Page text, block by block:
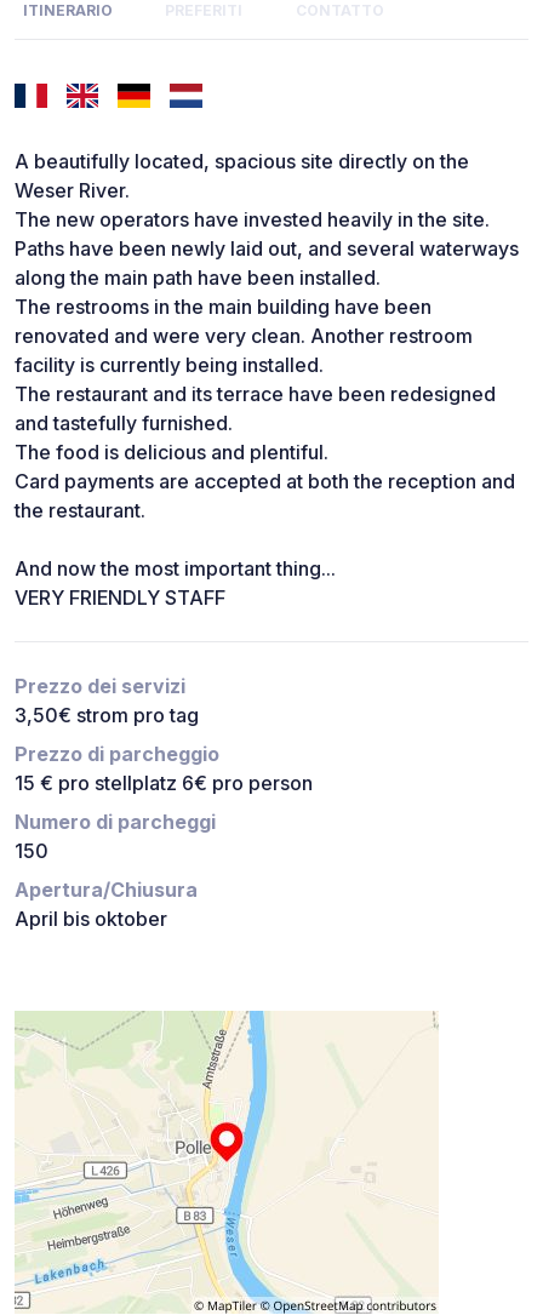
ITINERARIO PREFERITI CONTATTO
A beautifully located, spacious site directly on the
Weser River.
The new operators have invested heavily in the site.
Paths have been newly laid out, and several waterways
along the main path have been installed.
The restrooms in the main building have been
renovated and were very clean. Another restroom
facility is currently being installed.
The restaurant and its terrace have been redesigned
and tastefully furnished.
The food is delicious and plentiful.
Card payments are accepted at both the reception and
the restaurant.
And now the most important thing...
VERY FRIENDLY STAFF
Prezzo dei servizi
3,50€ strom pro tag
Prezzo di parcheggio
15 € pro stellplatz 6€ pro person
Numero di parcheggi
150
Apertura/Chiusura
April bis oktober